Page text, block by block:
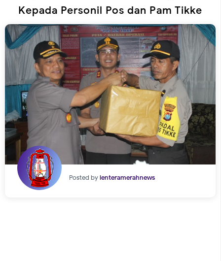
Kepada Personil Pos dan Pam Tikke
Posted bylenteramerahnews